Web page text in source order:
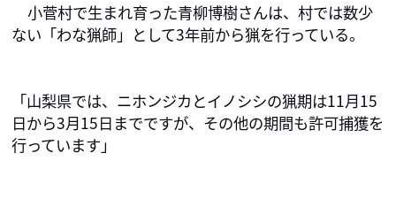
小菅村で生まれ育った青柳博樹さんは、村では数少
ない「わな猟師」として3年前から猟を行っている。
「山梨県では、ニホンジカとイノシシの猟期は11月15
日から3月15日までですが、その他の期間も許可捕獲を
行っています」